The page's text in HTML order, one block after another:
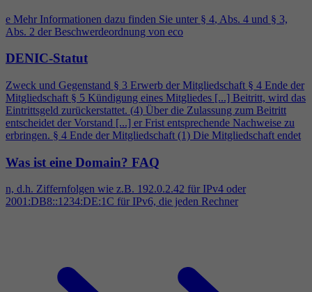
e Mehr Informationen dazu finden Sie unter § 4, Abs. 4 und § 3,
Abs. 2 der Beschwerdeordnung von eco
DENIC-Statut
Zweck und Gegenstand § 3 Erwerb der Mitgliedschaft § 4 Ende der
Mitgliedschaft § 5 Kündigung eines Mitgliedes [...] Beitritt, wird das
Eintrittsgeld zurückerstattet. (4) Über die Zulassung zum Beitritt
entscheidet der Vorstand [...] er Frist entsprechende Nachweise zu
erbringen. § 4 Ende der Mitgliedschaft (1) Die Mitgliedschaft endet
Was ist eine Domain? FAQ
n, d.h. Ziffernfolgen wie z.B. 192.0.2.42 für IPv4 oder
2001:DB8::1234:DE:1C für IPv6, die jeden Rechner